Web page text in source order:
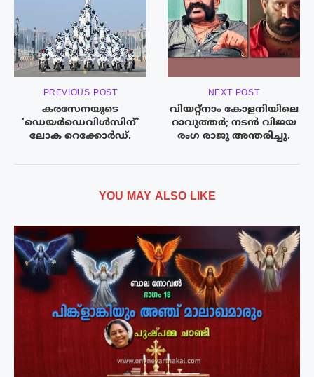
PREVIOUS POST
കരസേനയുടെ
‘ഡെയർഡെവിൾസിന്’
ലോക റെക്കോർഡ്.
NEXT POST
വിയറ്റ്നാം കോളനിയിലെ
റാവുത്തർ; നടൻ വിജയ
രംഗ രാജു അന്തരിച്ചു.
YOU MAY ALSO LIKE